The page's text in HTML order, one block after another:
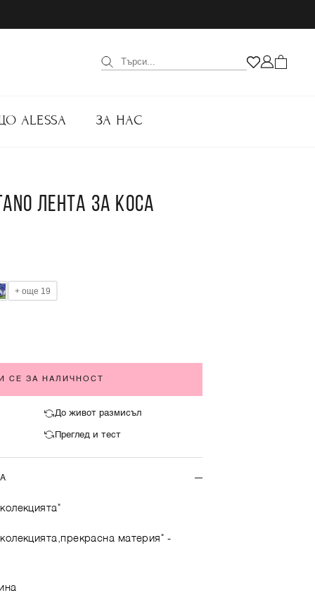
ALESSA ЗА НАС
ЛЕНТА ЗА КОСА
+ още 19
СЕ ЗА НАЛИЧНОСТ
До живот размисъл
Преглед и тест
материя" -